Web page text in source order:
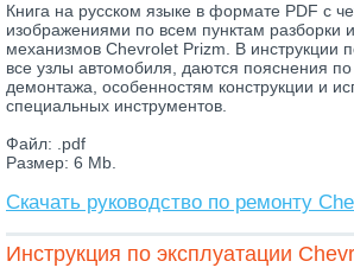
Книга на русском языке в формате PDF с
изображениями по всем пунктам разборки и
механизмов Chevrolet Prizm. В инструкции
все узлы автомобиля, даются пояснения
демонтажа, особенностям конструкции и
специальных инструментов.
Файл: .pdf
Размер: 6 Mb.
Скачать руководство по ремонту
Инструкция по эксплуатации